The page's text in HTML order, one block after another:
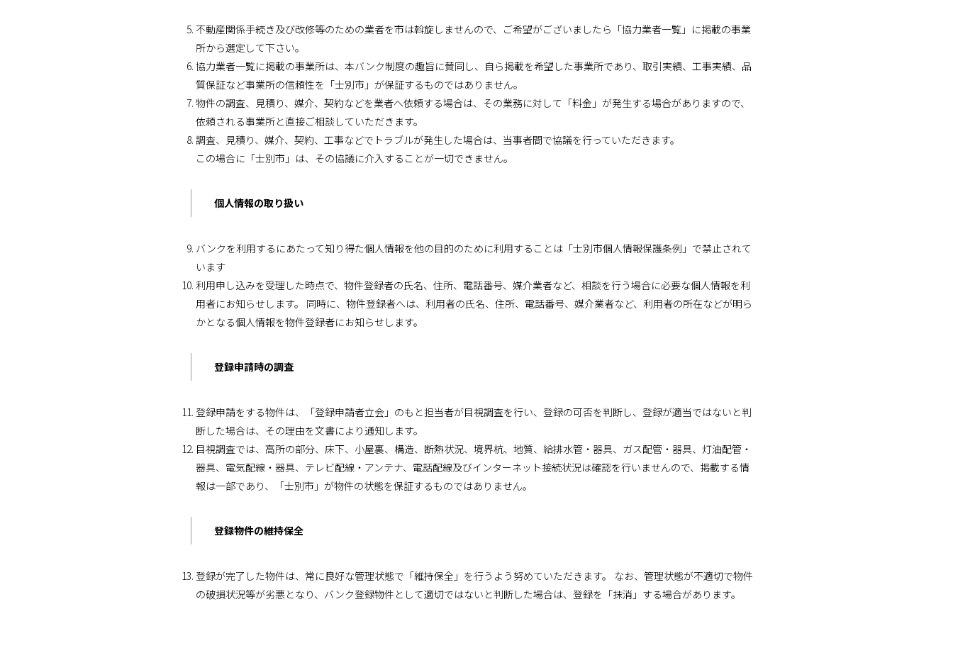
不動産関係手続き及び改修等のための業者を市は斡旋しませんので、ご希望がございましたら「協力業者一覧」に掲載の事業
所から選定して下さい。
協力業者一覧に掲載の事業所は、本バンク制度の趣旨に賛同し、自ら掲載を希望した事業所であり、取引実績、工事実績、品
質保証など事業所の信頼性を「士別市」が保証するものではありません。
物件の調査、見積り、媒介、契約などを業者へ依頼する場合は、その業務に対して「料金」が発生する場合がありますので、
依頼される事業所と直接ご相談していただきます。
調査、見積り、媒介、契約、工事などでトラブルが発生した場合は、当事者間で協議を行っていただきます。
この場合に「士別市」は、その協議に介入することが一切できません。
個人情報の取り扱い
バンクを利用するにあたって知り得た個人情報を他の目的のために利用することは「士別市個人情報保護条例」で禁止されて
います
利用申し込みを受理した時点で、物件登録者の氏名、住所、電話番号、媒介業者など、相談を行う場合に必要な個人情報を利
用者にお知らせします。 同時に、物件登録者へは、利用者の氏名、住所、電話番号、媒介業者など、利用者の所在などが明ら
かとなる個人情報を物件登録者にお知らせします。
登録申請時の調査
登録申請をする物件は、「登録申請者立会」のもと担当者が目視調査を行い、登録の可否を判断し、登録が適当ではないと判
断した場合は、その理由を文書により通知します。
目視調査では、高所の部分、床下、小屋裏、構造、断熱状況、境界杭、地質、給排水管・器具、ガス配管・器具、灯油配管・
器具、電気配線・器具、テレビ配線・アンテナ、電話配線及びインターネット接続状況は確認を行いませんので、掲載する情
報は一部であり、「士別市」が物件の状態を保証するものではありません。
登録物件の維持保全
登録が完了した物件は、常に良好な管理状態で「維持保全」を行うよう努めていただきます。 なお、管理状態が不適切で物件
の破損状況等が劣悪となり、バンク登録物件として適切ではないと判断した場合は、登録を「抹消」する場合があります。